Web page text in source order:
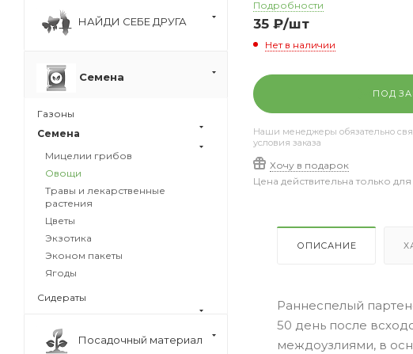
Подробности
35 ₽/шт
Нет в наличии
ПОД
Наши менеджеры обязательно
условия заказа
Хочу в подарок
Цена действительна только
ОПИСАНИЕ
Раннеспелый
50 день после
междоузлиями, в
НАЙДИ СЕБЕ ДРУГА
Семена
Газоны
Семена
Мицелии грибов
Овощи
Травы и лекарственные
растения
Цветы
Экзотика
Эконом пакеты
Ягоды
Сидераты
Посадочный материал